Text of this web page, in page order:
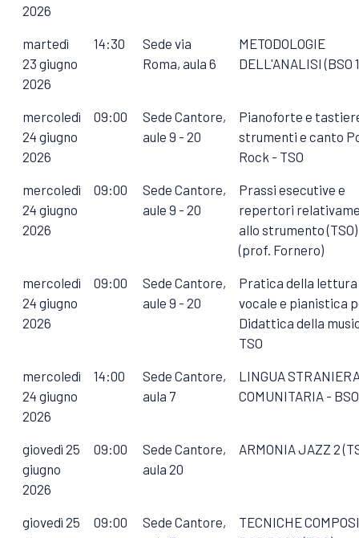
2026
martedì
23 giugno
2026
14:30
Sede via
Roma, aula 6
METODOLOGIE
DELL'ANALISI (BSO
mercoledì
24 giugno
2026
09:00
Sede Cantore,
aule 9 - 20
Pianoforte e
strumenti e canto
Rock - TSO
mercoledì
24 giugno
2026
09:00
Sede Cantore,
aule 9 - 20
Prassi esecutive e
repertori
allo strumento
(prof. Fornero)
mercoledì
24 giugno
2026
09:00
Sede Cantore,
aule 9 - 20
Pratica della lettura
vocale e pianistica
Didattica della
TSO
mercoledì
24 giugno
2026
14:00
Sede Cantore,
aula 7
LINGUA
COMUNITARIA -
giovedì 25
giugno
2026
09:00
Sede Cantore,
aula 20
ARMONIA JAZZ 2
giovedì 25
09:00
Sede Cantore,
TECNICHE